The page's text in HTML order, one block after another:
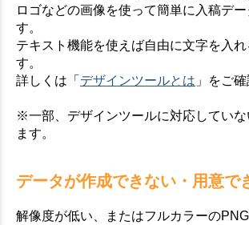
ロゴなどの画像を使って簡単に入稿デ
す。
テキスト機能を使えば自由に文字を入れ
す。
詳しくは「 デザインツールとは 」をご
※一部、デザインツールに対応してい
ます。
データが作成できない・用意で
解像度が低い、またはフルカラーの